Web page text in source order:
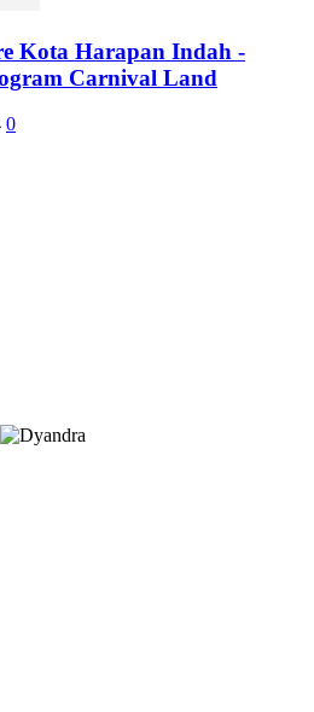
Kota Harapan Indah -
Carnival Land
0